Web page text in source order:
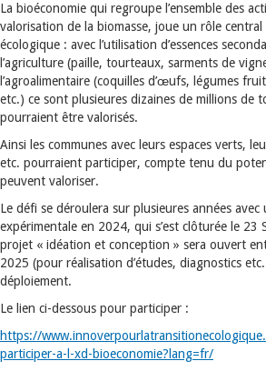
La bioéconomie qui regroupe l’ensemble des
valorisation de la biomasse, joue un rôle
écologique : avec l’utilisation d’essences
l’agriculture (paille, tourteaux, sarments de
l’agroalimentaire (coquilles d’œufs, légumes
etc.) ce sont plusieures dizaines de millions de
pourraient être valorisés.
Ainsi les communes avec leurs espaces verts,
etc. pourraient participer, compte tenu du
peuvent valoriser.
Le défi se déroulera sur plusieures années avec
expérimentale en 2024, qui s’est clôturée le 23
projet « idéation et conception » sera ouvert
2025 (pour réalisation d’études, diagnostics
déploiement.
Le lien ci-dessous pour participer :
https://
participer-a-l-xd-bioeconomie?lang=fr/